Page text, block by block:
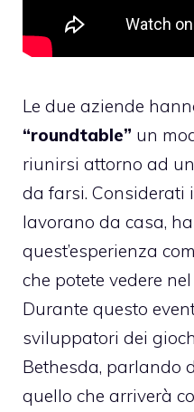
Le due aziende
“roundtable” un
riunirsi attorno ad
da farsi. Considerati
lavorano da casa,
quest’esperienza
che potete vedere
Durante questo
sviluppatori dei
Bethesda, parlando
quello che arriverà